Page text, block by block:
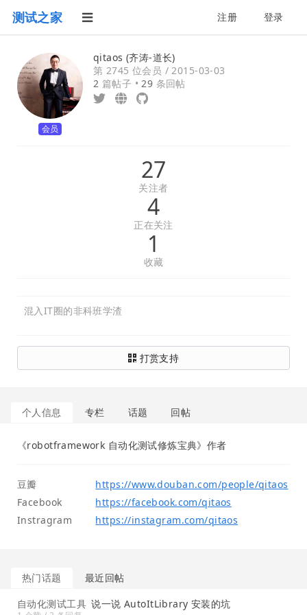
测试之家 注册 登录
会员
qitaos (齐涛-道长)
第 2745 位会员 /2015-03-03
2 篇帖子 •29 条回帖
27
关注者
4
正在关注
1
收藏
混入IT圈的非科班学渣
打赏支持
个人信息 专栏 话题 回帖
《robotframework 自动化测试修炼宝典》作者
豆瓣
https://www.douban.com/people/qitaos
Facebook
https://facebook.com/qitaos
Instragram
https://instagram.com/qitaos
热门话题
最近回帖
自动化测试工具 说一说 AutoItLibrary 安装的坑